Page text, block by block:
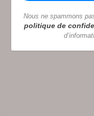
Nous ne spammons
politique de